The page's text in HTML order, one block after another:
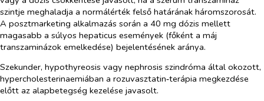
szintje meghaladja a normálérték felső határának háromszorosát.
A posztmarketing alkalmazás során a 40 mg dózis mellett
magasabb a súlyos hepaticus események (főként a máj
transzaminázok emelkedése) bejelentésének aránya.
Szekunder, hypothyreosis vagy nephrosis szindróma által okozott,
hypercholesterinaemiában a rozuvasztatin‑terápia megkezdése
előtt az alapbetegség kezelése javasolt.